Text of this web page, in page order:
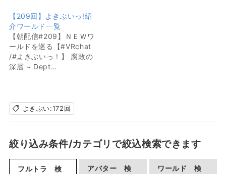
【209回】よきぶいっ!紹
介ワールド一覧
【朝配信#209】ＮＥＷワ
ールドを巡る【#VRchat
/#よきぶいっ！】 腐敗の
深層 ~ Dept…
よきぶい:172回
絞り込み条件/カテゴリで絞込検索できます
フルトラ 検
アバター 検
ワールド 検